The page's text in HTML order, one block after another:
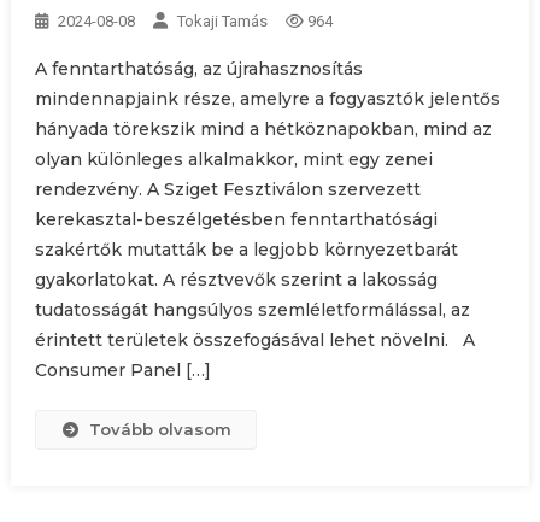
2024-08-08 Tokaji Tamás 964
A fenntarthatóság, az újrahasznosítás
mindennapjaink része, amelyre a fogyasztók jelentős
hányada törekszik mind a hétköznapokban, mind az
olyan különleges alkalmakkor, mint egy zenei
rendezvény. A Sziget Fesztiválon szervezett
kerekasztal-beszélgetésben fenntarthatósági
szakértők mutatták be a legjobb környezetbarát
gyakorlatokat. A résztvevők szerint a lakosság
tudatosságát hangsúlyos szemléletformálással, az
érintett területek összefogásával lehet növelni. A
Consumer Panel […]
Tovább olvasom